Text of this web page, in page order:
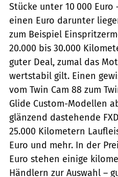
Stücke unter 10 000
einen Euro darunter
zum Beispiel
20.000 bis 30.000
guter Deal, zumal das
wertstabil gilt. Einen
vom Twin Cam 88 zum
Glide Custom-Modellen
glänzend dastehende
25.000 Kilometern
Euro und mehr. In der
Euro stehen einige
Händlern zur Auswahl –